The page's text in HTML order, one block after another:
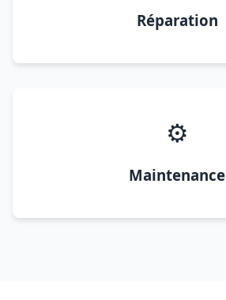
Réparation
⚙️
Maintenance